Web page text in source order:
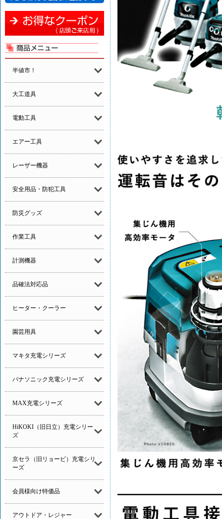
半値市！
大工道具
電動工具
エアー工具
レーザー機器
安全用品・防犯工具
防災グッズ
作業工具
計測機器
品確法対応品
ヒーター・クーラー
園芸用具
マキタ充電シリーズ
パナソニック充電シリーズ
MAX充電シリーズ
HiKOKI（旧日立）充電シリー
ズ
京セラ（旧リョービ）充電シリ
ーズ
会員様向け特価品
アウトドア・レジャー